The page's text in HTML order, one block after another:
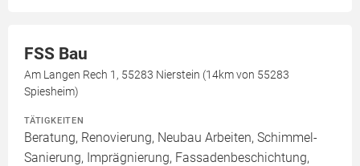
FSS Bau
Am Langen Rech 1, 55283 Nierstein (14km von 55283
Spiesheim)
TÄTIGKEITEN
Beratung, Renovierung, Neubau Arbeiten, Schimmel-
Sanierung, Imprägnierung, Fassadenbeschichtung,